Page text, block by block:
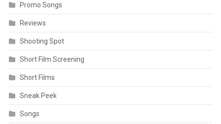
Promo Songs
Reviews
Shooting Spot
Short Film Screening
Short Films
Sneak Peek
Songs